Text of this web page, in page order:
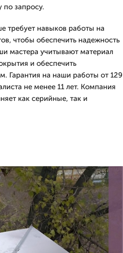
по запросу.
требует навыков работы на
чтобы обеспечить надежность
мастера учитывают материал
и обеспечить
Гарантия на наши работы от 129
не менее 11 лет. Компания
как серийные, так и